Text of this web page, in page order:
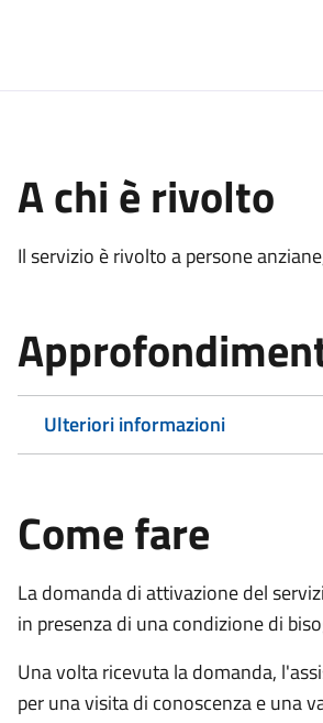
A chi è rivolto
Il servizio è rivolto a persone
Ulteriori informazioni
Come fare
La domanda di attivazione del
in presenza di una condizione di
Una volta ricevuta la domanda,
per una visita di conoscenza e una